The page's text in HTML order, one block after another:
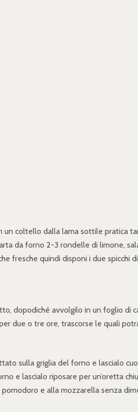
un coltello dalla lama sottile pratica
da forno 2-3 rondelle di limone,
fresche quindi disponi i due spicchi
dopodiché avvolgilo in un foglio di
due o tre ore, trascorse le quali
sulla griglia del forno e lascialo
e lascialo riposare per un’oretta
e alla mozzarella senza